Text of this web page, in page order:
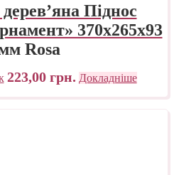
Піднос
370х265х93
Rosa
223,00 грн. Докладніше